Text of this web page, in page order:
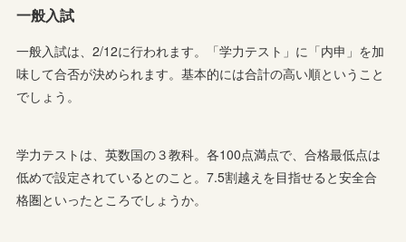
一般入試
一般入試は、2/12に行われます。「学力テスト」に「内申」を加
味して合否が決められます。基本的には合計の高い順ということ
でしょう。
学力テストは、英数国の３教科。各100点満点で、合格最低点は
低めで設定されているとのこと。7.5割越えを目指せると安全合
格圏といったところでしょうか。